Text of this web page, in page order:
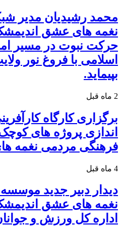
محمد رشیدیان مدیر
نغمه های عشق
حرکت نبوت در مسیر
اسلامی با فروغ نور
بپیماید.
2 ماه قبل
برگزاری کارگاه
اندازی پروژه های
فرهنگی مردمی نغمه
4 ماه قبل
دیدار دبیر جدید
نغمه های عشق
اداره کل ورزش و